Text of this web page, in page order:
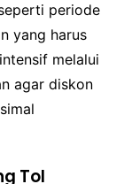
periode
yang harus
melalui
agar diskon
Tol